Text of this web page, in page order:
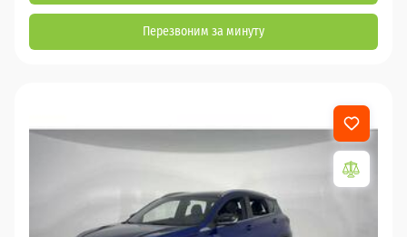
Перезвоним за минуту